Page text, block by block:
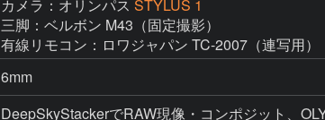
カメラ：オリンパス STYLUS 1
三脚：ベルボン M43（固定撮影）
有線リモコン：ロワジャパン TC-2007（連写用）
6mm
DeepSkyStackerでRAW現像・コンポジット、